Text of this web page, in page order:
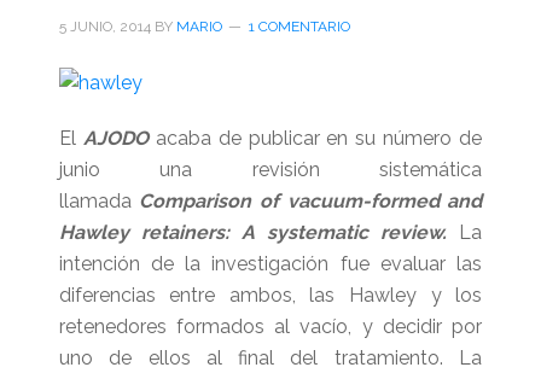
5 JUNIO, 2014BY MARIO 1 COMENTARIO
El AJODO acaba de publicar en su número de
junio una revisión sistemática
llamada Comparison of vacuum-formed and
Hawley retainers: A systematic review.
La
intención de la investigación fue evaluar las
diferencias entre ambos, las Hawley y los
retenedores formados al vacío, y decidir por
uno de ellos al final del tratamiento. La